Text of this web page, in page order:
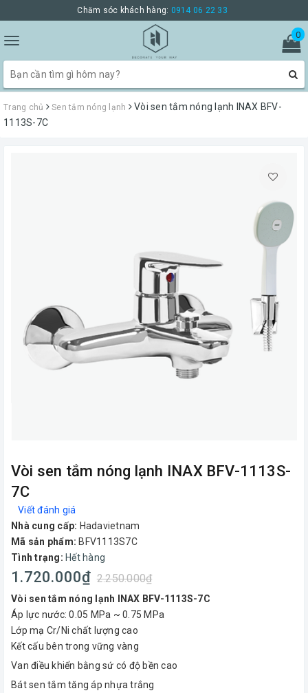
Chăm sóc khách hàng: 0914 06 22 33
Toggle
navigation
0
Trang chủ Sen tắm nóng lạnh
Vòi sen tắm nóng lạnh INAX BFV-
1113S-7C
Vòi sen tắm nóng lạnh INAX BFV-1113S-
7C
Viết đánh giá
Nhà cung cấp: Hadavietnam
Mã sản phẩm: BFV1113S7C
Tình trạng: Hết hàng
1.720.000₫ 2.250.000₫
Vòi sen tắm nóng lạnh INAX BFV-1113S-7C
Áp lực nước: 0.05 MPa ~ 0.75 MPa
Lớp mạ Cr/Ni chất lượng cao
Kết cấu bên trong vững vàng
Van điều khiển bằng sứ có độ bền cao
Bát sen tắm tăng áp nhựa trắng